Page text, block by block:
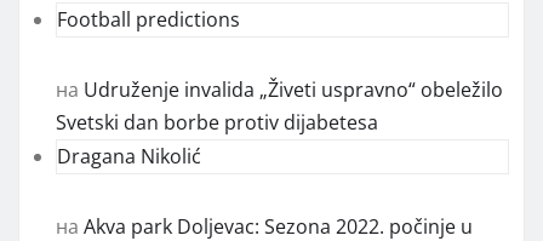
Football predictions
на Udruženje invalida „Živeti uspravno“ obeležilo
Svetski dan borbe protiv dijabetesa
Dragana Nikolić
на Akva park Doljevac: Sezona 2022. počinje u